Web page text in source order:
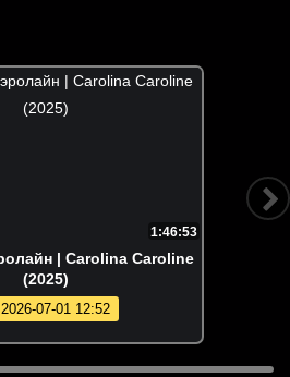
1:46:53
| Carolina Caroline
(2025)
2026-07-01 12:52